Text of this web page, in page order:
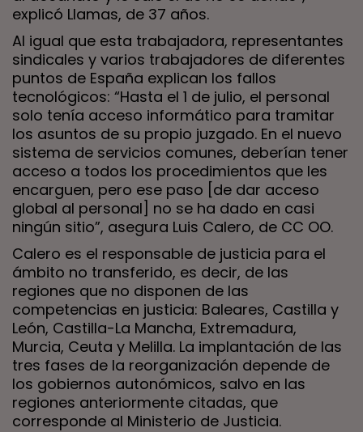
explicó Llamas, de 37 años.
Al igual que esta trabajadora, representantes
sindicales y varios trabajadores de diferentes
puntos de España explican los fallos
tecnológicos: “Hasta el 1 de julio, el personal
solo tenía acceso informático para tramitar
los asuntos de su propio juzgado. En el nuevo
sistema de servicios comunes, deberían tener
acceso a todos los procedimientos que les
encarguen, pero ese paso [de dar acceso
global al personal] no se ha dado en casi
ningún sitio”, asegura Luis Calero, de CC OO.
Calero es el responsable de justicia para el
ámbito no transferido, es decir, de las
regiones que no disponen de las
competencias en justicia: Baleares, Castilla y
León, Castilla-La Mancha, Extremadura,
Murcia, Ceuta y Melilla. La implantación de las
tres fases de la reorganización depende de
los gobiernos autonómicos, salvo en las
regiones anteriormente citadas, que
corresponde al Ministerio de Justicia.